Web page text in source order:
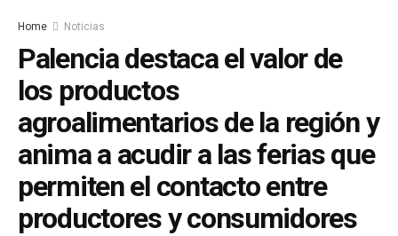
Home Noticias
Palencia destaca el valor de
los productos
agroalimentarios de la región y
anima a acudir a las ferias que
permiten el contacto entre
productores y consumidores